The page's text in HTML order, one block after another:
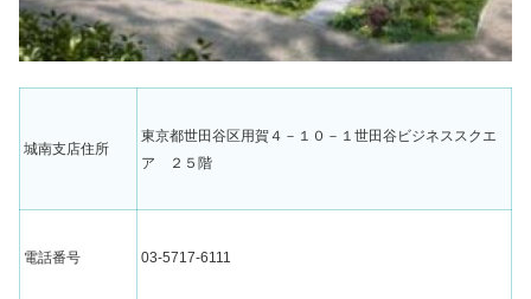
城南支店住所
東京都世田谷区用賀４－１０－１世田谷ビジネススクエ
ア ２５階
電話番号 03-5717-6111